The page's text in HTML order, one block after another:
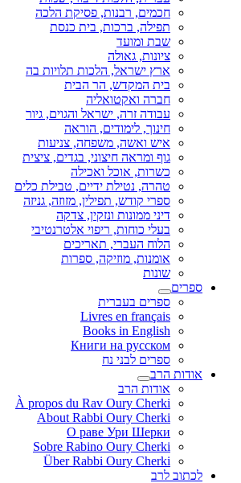
חכמים, רבנות, פסיקת הלכה
תפילה, ברכות, בית כנסת
שבת ומועד
ציונות, גאולה
ארץ ישראל, הלכות תלויות בה
בית המקדש, הר הבית
חברה ואקטואליה
עבודה זרה, ישראל והגוים, גיור
חינוך, לימודים, הוראה
איש ואשה, משפחה, צניעות
גוף ומראה חיצוני, בגדים, ציצית
כשרות, אוכל ואכילה
טהרה, נטילת ידיים, טבילת כלים
ספרי קודש, תפילין, מזוזה, גניזה
דיני ממונות ונזקין, צדקה
בעלי כוחות, ריפוי אלטרנטיבי
הלוח העברי, תאריכים
אומנות, מוזיקה, ספרות
שונות
ספרים
ספרים בעברית
Livres en français
Books in English
Книги на русском
ספרים לבני נח
אודות הרב
אודות הרב
À propos du Rav Oury Cherki
About Rabbi Oury Cherki
О раве Ури Шерки
Sobre Rabino Oury Cherki
Über Rabbi Oury Cherki
לכתוב לרב